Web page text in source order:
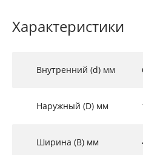
Характеристики
Внутренний (d) мм
Наружный (D) мм
Ширина (B) мм